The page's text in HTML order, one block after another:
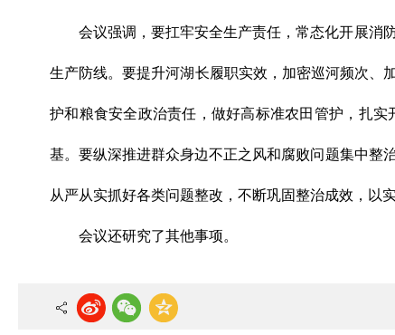
会议强调，要扛牢安全生产责任，常态化开展消
生产防线。要提升河湖长履职实效，加密巡河频次、
护和粮食安全政治责任，做好高标准农田管护，扎
基。要纵深推进群众身边不正之风和腐败问题集中整
从严从实抓好各类问题整改，不断巩固整治成效，以
会议还研究了其他事项。